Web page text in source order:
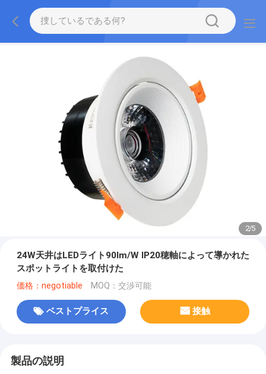
2/5
24W天井はLEDライト90lm/W IP20穂軸によって導かれた
スポットライトを取付けた
価格：negotiable MOQ：交渉可能
ベストプライス 接触
製品の説明